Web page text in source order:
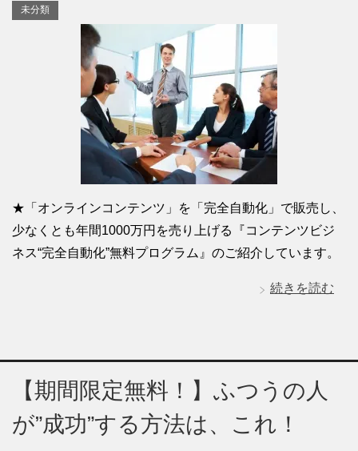
未分類
★「オンラインコンテンツ」を「完全自動化」で販売し、
少なくとも年間1000万円を売り上げる『コンテンツビジ
ネス“完全自動化”無料プログラム』のご紹介しています。
続きを読む
【期間限定無料！】ふつうの人
が”成功”する方法は、これ！